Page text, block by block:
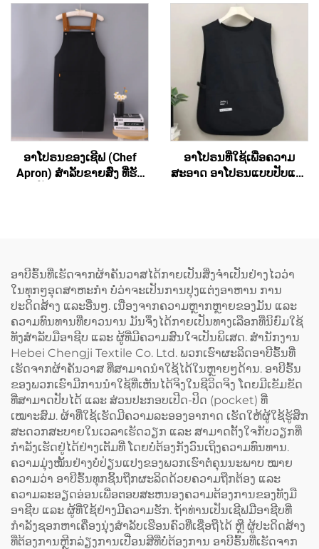
ມີກະເປົາ
(Hair Salon) ແລະ ສຳລັບ
ສິລະປິນ ມີຄຸນນະພາບສູງ ອາ
ໂປຣນຮູບແບບເສື້ອກັ້ນທີ່ມີສ່ວນ
ເຊື່ອມຕໍ່ຂ້າມທີ່ຫຼັງ (Cross
Back) ປະກອບດ້ວຍເສື້ອຜ້າ
ເປັນສ່ວນປະກອບຂອງ
polyester ແລະ ຜ້າຝ້າ
(Cotton) ສຳລັບທັງຜູ້ຍິງ ແລະ
ອາໂປຣນຂອງເຊີຟ (Chef
Apron) ສຳລັບຂາຍສົ່ງ ທີ່ຮັບ
ມີຂະໜາດຍາວຂຶ້ນ
(Extended) ປະກອບດ້ວຍຜ້າ
ແຜ່ນ (Canvas) ສີເຂັ້ມ ເຊັ່ນ:
ສີເຂັ້ມຄືສີກາເຟ (Dark
Coffee) ແລະ ມີລະບົບປັບ
ຂະໜາດໄດ້ (Adjustable)
ອາໂປຣນທີ່ໃຊ້ເພື່ອຄວາມ
ສະອາດ ອາໂປຣນແບບປັບແຕ່ງ
ກັ້ນຂອງຊ່າງເຮັດເຄື່ອງໝາກ
(Cobbler Vest Apron) ທີ່ມີ
ທັງສອງດ້ານ ແລະ ມີທີ່ຈັດຕັ້ງ
ສຳລັບເນື້ອຫາເຄື່ອງໝາກ
(Logo) ສຳລັບບາຣິສຕາ
(Barista) ແລະ ຮ້ານຕັດຜົມ
(Barbershop)
ອາບີຣົ້ນທີ່ເຮັດຈາກຜ້າຄັນວາສໄດ້ກາຍເປັນສິ່ງຈຳເປັນຢ່າງໄວວ່າ
ໃນທຸກໆອຸດສາຫະກຳ ບໍ່ວ່າຈະເປັນການປຸງແຕ່ງອາຫານ ການ
ປະດິດສ້າງ ແລະອື່ນໆ. ເນື່ອງຈາກຄວາມຫຼາກຫຼາຍຂອງມັນ ແລະ
ຄວາມທົນທານທີ່ຍາວນານ ມັນຈຶ່ງໄດ້ກາຍເປັນທາງເລືອກທີ່ນິຍົມໃຊ້
ທັງສຳລັບມືອາຊີບ ແລະ ຜູ້ທີ່ມີຄວາມສົນໃຈເປັນພິເສດ. ສຳນັກງານ
Hebei Chengji Textile Co. Ltd. ພວກເຮົາຜະລິດອາບີຣົ້ນທີ່
ເຮັດຈາກຜ້າຄັນວາສ ທີ່ສາມາດນຳໃຊ້ໄດ້ໃນຫຼາຍໆດ້ານ. ອາບີຣົ້ນ
ຂອງພວກເຮົາມີການນຳໃຊ້ທີ່ເຫັນໄດ້ຈິງໃນຊີວິດຈິງ ໂດຍມີເຂັມຂັດ
ທີ່ສາມາດປັບໄດ້ ແລະ ສ່ວນປະກອບເປີດ-ປິດ (pocket) ທີ່
ເໝາະສົມ. ຜ້າທີ່ໃຊ້ເຮັດມີຄວາມລະອອງອາກາດ ເຮັດໃຫ້ຜູ້ໃຊ້ຮູ້ສຶກ
ສະດວກສະບາຍໃນເວລາເຮັດວຽກ ແລະ ສາມາດຕັ້ງໃຈກັບວຽກທີ່
ກຳລັງເຮັດຢູ່ໄດ້ຢ່າງເຕັມທີ່ ໂດຍບໍ່ຕ້ອງກັງວົນເຖິງຄວາມທົນທານ.
ຄວາມມຸ່ງໝັ້ນຢ່າງບໍ່ປ່ຽນແປງຂອງພວກເຮົາຕໍ່ຄຸນນະພາບ ໝາຍ
ຄວາມວ່າ ອາບີຣົ້ນທຸກຊິ້ນຖືກຜະລິດດ້ວຍຄວາມຖືກຕ້ອງ ແລະ
ຄວາມລະອຽດອ່ອນເພື່ອຕອບສະຫນອງຄວາມຕ້ອງການຂອງທັງມື
ອາຊີບ ແລະ ຜູ້ທີ່ໃຊ້ຢ່າງມີຄວາມຮັກ. ຖ້າທ່ານເປັນເຊີຟມືອາຊີບທີ່
ກຳລັງຊອກຫາເຄື່ອງນຸ່ງສຳລັບເຮືອນຄົວທີ່ເຊື່ອຖືໄດ້ ຫຼື ຜູ້ປະດິດສ້າງ
ທີ່ຕ້ອງການຫຼີກລ່ຽງການເປື່ອນສີທີ່ບໍ່ຕ້ອງການ ອາບີຣົ້ນທີ່ເຮັດຈາກ